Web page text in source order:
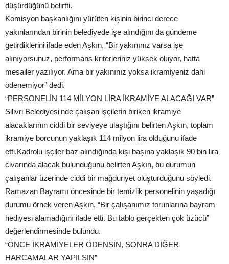
düşürdüğünü belirtti.
Komisyon başkanlığını yürüten kişinin birinci derece
yakınlarından birinin belediyede işe alındığını da gündeme
getirdiklerini ifade eden Aşkın, “Bir yakınınız varsa işe
alınıyorsunuz, performans kriterleriniz yüksek oluyor, hatta
mesailer yazılıyor. Ama bir yakınınız yoksa ikramiyeniz dahi
ödenemiyor” dedi.
“PERSONELİN 114 MİLYON LİRA İKRAMİYE ALACAĞI VAR”
Silivri Belediyesi'nde çalışan işçilerin biriken ikramiye
alacaklarının ciddi bir seviyeye ulaştığını belirten Aşkın, toplam
ikramiye borcunun yaklaşık 114 milyon lira olduğunu ifade
etti.Kadrolu işçiler baz alındığında kişi başına yaklaşık 90 bin lira
civarında alacak bulunduğunu belirten Aşkın, bu durumun
çalışanlar üzerinde ciddi bir mağduriyet oluşturduğunu söyledi.
Ramazan Bayramı öncesinde bir temizlik personelinin yaşadığı
durumu örnek veren Aşkın, “Bir çalışanımız torunlarına bayram
hediyesi alamadığını ifade etti. Bu tablo gerçekten çok üzücü”
değerlendirmesinde bulundu.
“ÖNCE İKRAMİYELER ÖDENSİN, SONRA DİĞER
HARCAMALAR YAPILSIN”